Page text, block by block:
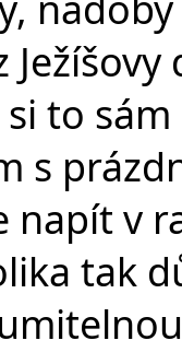
si to
s
napít v
tak